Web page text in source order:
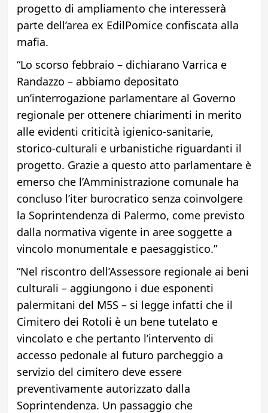
progetto di ampliamento che interesserà
parte dell’area ex EdilPomice confiscata alla
mafia.
“Lo scorso febbraio – dichiarano Varrica e
Randazzo – abbiamo depositato
un’interrogazione parlamentare al Governo
regionale per ottenere chiarimenti in merito
alle evidenti criticità igienico-sanitarie,
storico-culturali e urbanistiche riguardanti il
progetto. Grazie a questo atto parlamentare è
emerso che l’Amministrazione comunale ha
concluso l’iter burocratico senza coinvolgere
la Soprintendenza di Palermo, come previsto
dalla normativa vigente in aree soggette a
vincolo monumentale e paesaggistico.”
“Nel riscontro dell’Assessore regionale ai beni
culturali – aggiungono i due esponenti
palermitani del M5S – si legge infatti che il
Cimitero dei Rotoli è un bene tutelato e
vincolato e che pertanto l’intervento di
accesso pedonale al futuro parcheggio a
servizio del cimitero deve essere
preventivamente autorizzato dalla
Soprintendenza. Un passaggio che